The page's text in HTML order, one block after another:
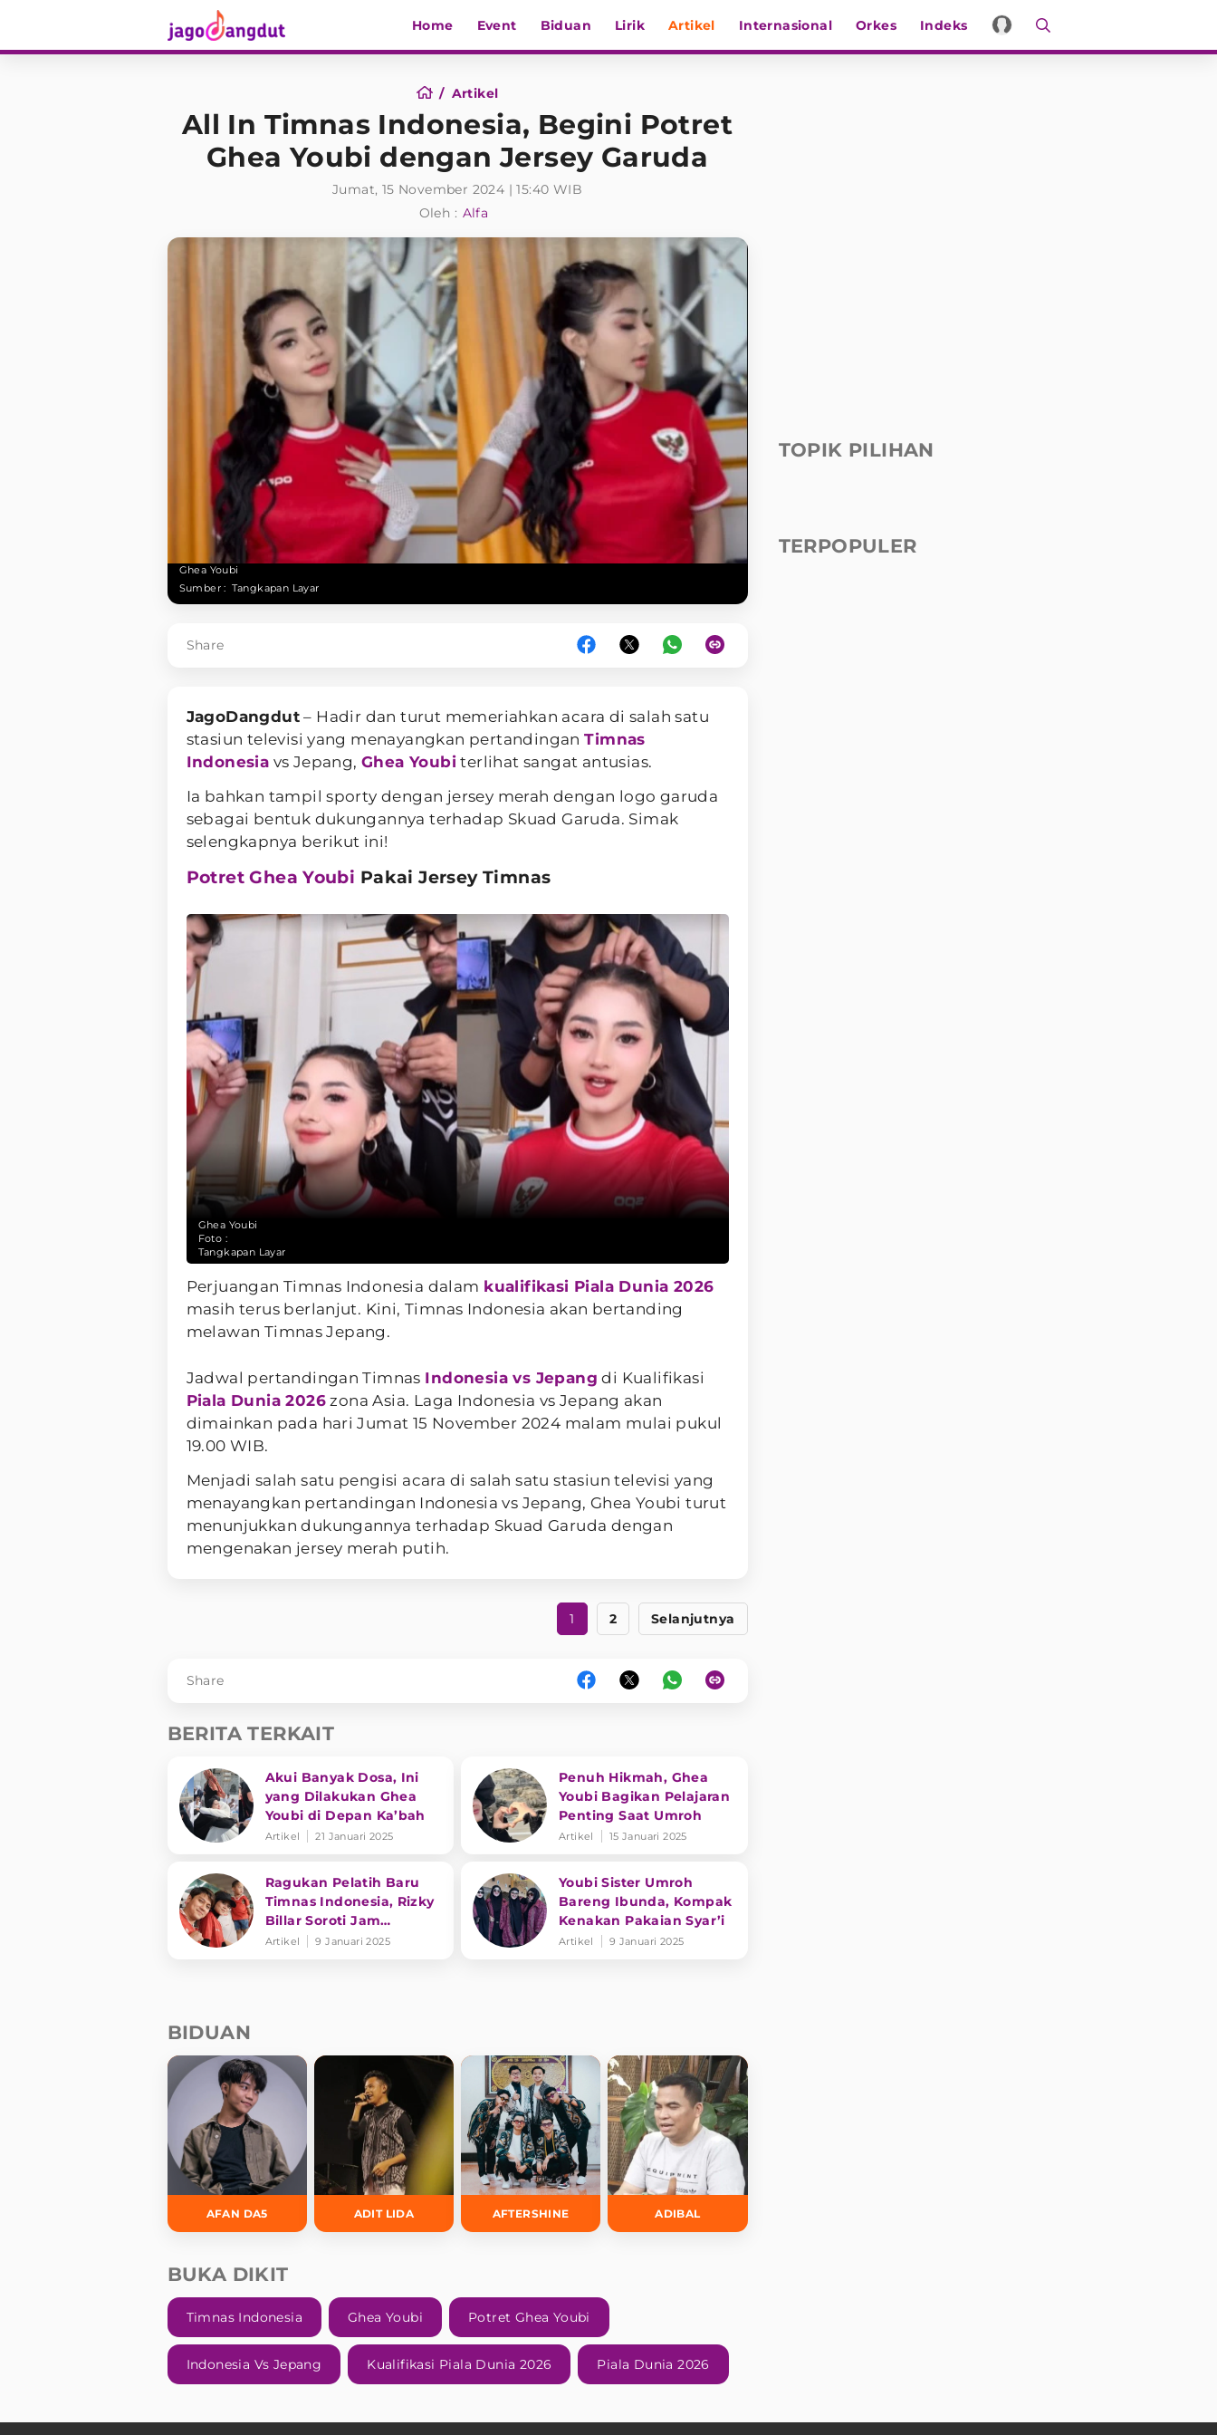
Home Event Biduan Lirik Artikel Internasional Orkes Indeks
Artikel
All In Timnas Indonesia, Begini Potret
Ghea Youbi dengan Jersey Garuda
Jumat, 15 November 2024 | 15:40 WIB
Oleh : Alfa
Ghea Youbi
Sumber : Tangkapan Layar
Share
JagoDangdut– Hadir dan turut memeriahkan acara di salah satu
stasiun televisi yang menayangkan pertandinganTimnas
Indonesia vs Jepang, Ghea Youbiterlihat sangat antusias.
Ia bahkan tampil sporty dengan jersey merah dengan logo garuda
sebagai bentuk dukungannya terhadap Skuad Garuda. Simak
selengkapnya berikut ini!
Potret Ghea Youbi Pakai Jersey Timnas
Ghea Youbi
Foto :
Tangkapan Layar
Perjuangan Timnas Indonesia dalam kualifikasi Piala Dunia 2026
masih terus berlanjut. Kini, Timnas Indonesia akan bertanding
melawan Timnas Jepang.
Jadwal pertandingan Timnas Indonesia vs Jepang di Kualifikasi
Piala Dunia 2026zona Asia. Laga Indonesia vs Jepang akan
dimainkan pada hari Jumat 15 November 2024 malam mulai pukul
19.00 WIB.
Menjadi salah satu pengisi acara di salah satu stasiun televisi yang
menayangkan pertandingan Indonesia vs Jepang, Ghea Youbi turut
menunjukkan dukungannya terhadap Skuad Garuda dengan
mengenakan jersey merah putih.
1 2 Selanjutnya
Share
BERITA TERKAIT
Akui Banyak Dosa, Ini
yang Dilakukan Ghea
Youbi di Depan Ka’bah
Artikel 21 Januari 2025
Penuh Hikmah, Ghea
Youbi Bagikan Pelajaran
Penting Saat Umroh
Artikel 15 Januari 2025
Ragukan Pelatih Baru
Timnas Indonesia, Rizky
Billar Soroti Jam
Terbang Patrick Kluivert
Artikel 9 Januari 2025
Youbi Sister Umroh
Bareng Ibunda, Kompak
Kenakan Pakaian Syar’i
Artikel 9 Januari 2025
BIDUAN
AFAN DA5 ADIT LIDA AFTERSHINE ADIBAL
BUKA DIKIT
Timnas Indonesia Ghea Youbi Potret Ghea Youbi
Indonesia Vs Jepang Kualifikasi Piala Dunia 2026 Piala Dunia 2026
TOPIK PILIHAN
TERPOPULER